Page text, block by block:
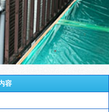
容